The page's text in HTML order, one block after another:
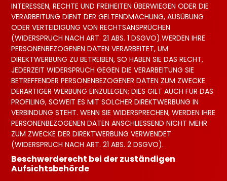
INTERESSEN, RECHTE UND FREIHEITEN ÜBERWIEGEN ODER DIE
VERARBEITUNG DIENT DER GELTENDMACHUNG, AUSÜBUNG
ODER VERTEIDIGUNG VON RECHTSANSPRÜCHEN
(WIDERSPRUCH NACH ART. 21 ABS. 1 DSGVO).WERDEN IHRE
PERSONENBEZOGENEN DATEN VERARBEITET, UM
DIREKTWERBUNG ZU BETREIBEN, SO HABEN SIE DAS RECHT,
JEDERZEIT WIDERSPRUCH GEGEN DIE VERARBEITUNG SIE
BETREFFENDER PERSONENBEZOGENER DATEN ZUM ZWECKE
DERARTIGER WERBUNG EINZULEGEN; DIES GILT AUCH FÜR DAS
PROFILING, SOWEIT ES MIT SOLCHER DIREKTWERBUNG IN
VERBINDUNG STEHT. WENN SIE WIDERSPRECHEN, WERDEN IHRE
PERSONENBEZOGENEN DATEN ANSCHLIESSEND NICHT MEHR
ZUM ZWECKE DER DIREKTWERBUNG VERWENDET
(WIDERSPRUCH NACH ART. 21 ABS. 2 DSGVO).
Beschwerde­recht bei der zuständigen
Aufsichts­behörde